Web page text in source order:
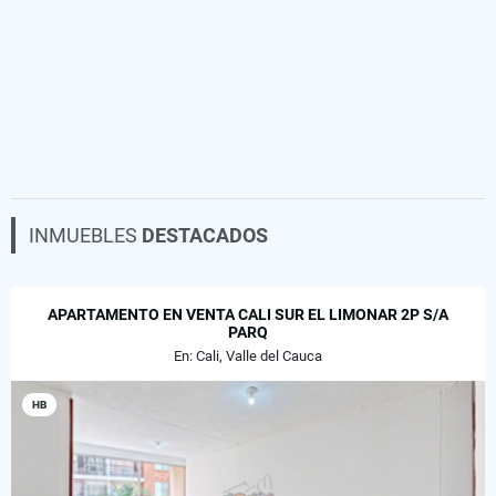
INMUEBLES DESTACADOS
APARTAMENTO EN VENTA CALI SUR EL LIMONAR 2P S/A
PARQ
En: Cali, Valle del Cauca
HB